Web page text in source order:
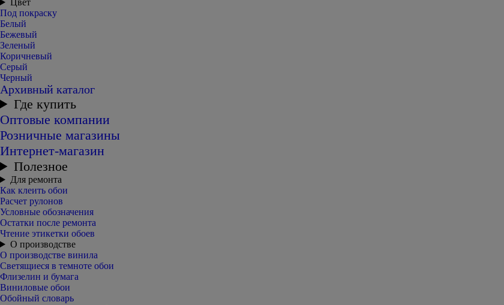
Цвет
Под покраску
Белый
Бежевый
Зеленый
Коричневый
Серый
Черный
Архивный каталог
Где купить
Оптовые компании
Розничные магазины
Интернет-магазин
Полезное
Для ремонта
Как клеить обои
Расчет рулонов
Условные обозначения
Остатки после ремонта
Чтение этикетки обоев
О производстве
О производстве винила
Светящиеся в темноте обои
Флизелин и бумага
Виниловые обои
Обойный словарь